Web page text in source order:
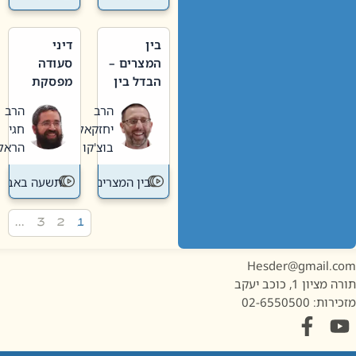
בין
המצרים –
הבדל בין
חדשה
לישנה
הרב
יחזקאל
בוצ'קו
בין המצרים
דיני
סעודה
מפסקת
תשעה
באב
הרב
חגי
הראל
תשעה באב
1, כוכב יעקב
02-6550500